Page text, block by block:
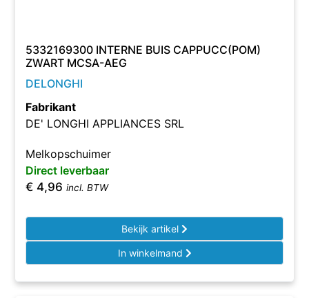
5332169300 INTERNE BUIS CAPPUCC(POM)
ZWART MCSA-AEG
DELONGHI
Fabrikant
DE' LONGHI APPLIANCES SRL
Melkopschuimer
Direct leverbaar
€ 4,96 incl. BTW
Bekijk artikel
In winkelmand